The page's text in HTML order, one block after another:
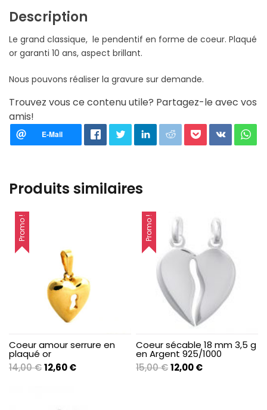
Description
Le grand classique, le pendentif en forme de coeur. Plaqué
or garanti 10 ans, aspect brillant.
Nous pouvons réaliser la gravure sur demande.
Trouvez vous ce contenu utile? Partagez-le avec vos
amis!
Produits similaires
Promo !
Coeur amour serrure en
plaqué or
14,00€Le
12,60€Le
Promo !
Coeur sécable 18 mm 3,5 g
en Argent 925/1000
15,00€Le
12,00€Le